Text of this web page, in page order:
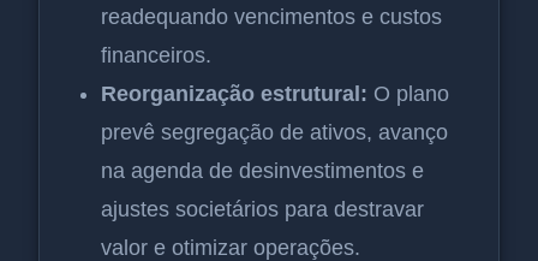
readequando vencimentos e custos
financeiros.
Reorganização estrutural: O plano
prevê segregação de ativos, avanço
na agenda de desinvestimentos e
ajustes societários para destravar
valor e otimizar operações.